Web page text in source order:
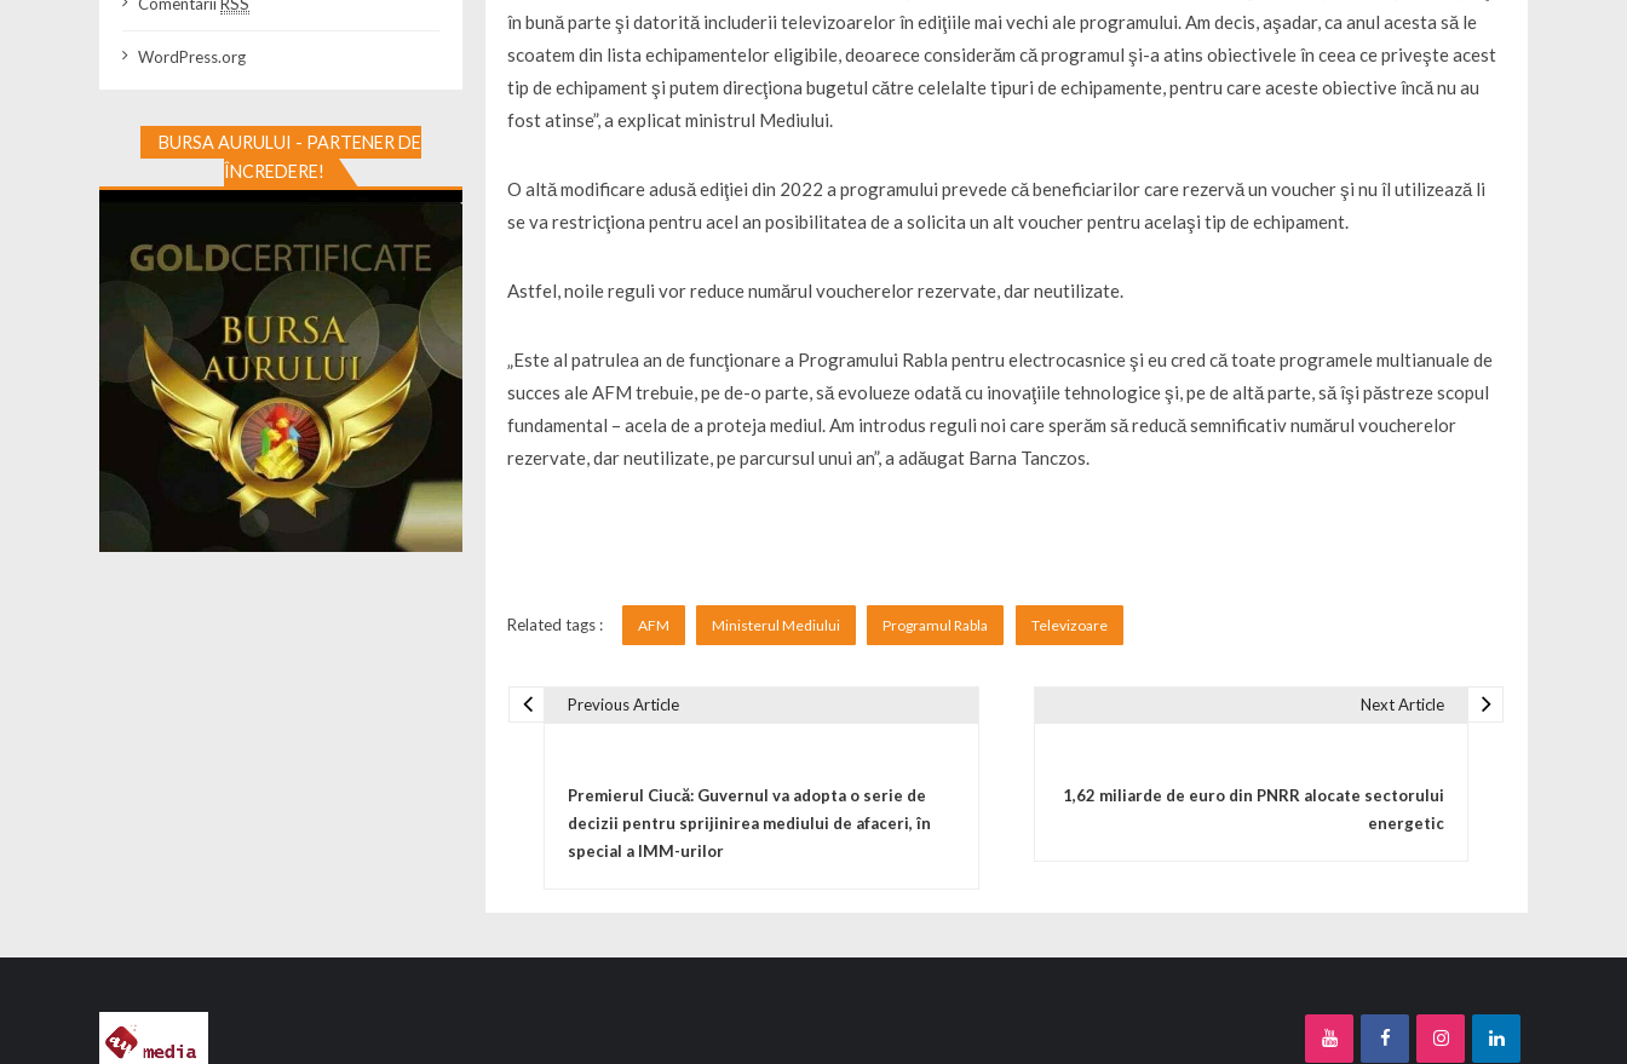
în bună parte şi datorită includerii televizoarelor în ediţiile mai vechi ale programului. Am decis, aşadar, ca anul acesta să le
scoatem din lista echipamentelor eligibile, deoarece considerăm că programul şi-a atins obiectivele în ceea ce priveşte acest
tip de echipament şi putem direcţiona bugetul către celelalte tipuri de echipamente, pentru care aceste obiective încă nu au
fost atinse”, a explicat ministrul Mediului.
O altă modificare adusă ediţiei din 2022 a programului prevede că beneficiarilor care rezervă un voucher şi nu îl utilizează li
se va restricţiona pentru acel an posibilitatea de a solicita un alt voucher pentru acelaşi tip de echipament.
Astfel, noile reguli vor reduce numărul voucherelor rezervate, dar neutilizate.
„Este al patrulea an de funcţionare a Programului Rabla pentru electrocasnice şi eu cred că toate programele multianuale de
succes ale AFM trebuie, pe de-o parte, să evolueze odată cu inovaţiile tehnologice şi, pe de altă parte, să îşi păstreze scopul
fundamental – acela de a proteja mediul. Am introdus reguli noi care sperăm să reducă semnificativ numărul voucherelor
rezervate, dar neutilizate, pe parcursul unui an”, a adăugat Barna Tanczos.
Related tags : AFM Ministerul Mediului Programul Rabla Televizoare
Previous Article
Premierul Ciucă: Guvernul va adopta o serie de
decizii pentru sprijinirea mediului de afaceri, în
special a IMM-urilor
Next Article
1,62 miliarde de euro din PNRR alocate sectorului
energetic
ComentariiRSS
WordPress.org
BURSA AURULUI - PARTENER DE
ÎNCREDERE!